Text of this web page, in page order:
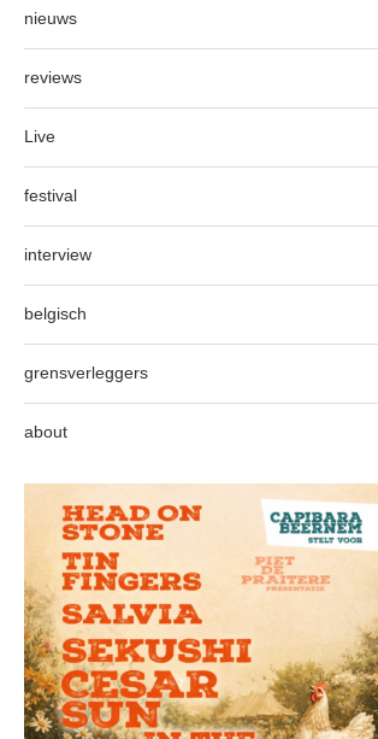
nieuws
reviews
Live
festival
interview
belgisch
grensverleggers
about